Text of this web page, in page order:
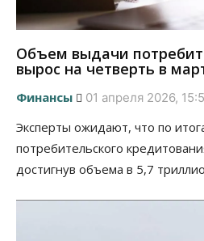
Объем выдачи
вырос на четверть в
Финансы 01 апреля 2026,
Эксперты ожидают, что по
потребительского
достигнув объема в 5,7